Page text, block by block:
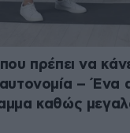
πρέπει να
– Ένα
καθώς